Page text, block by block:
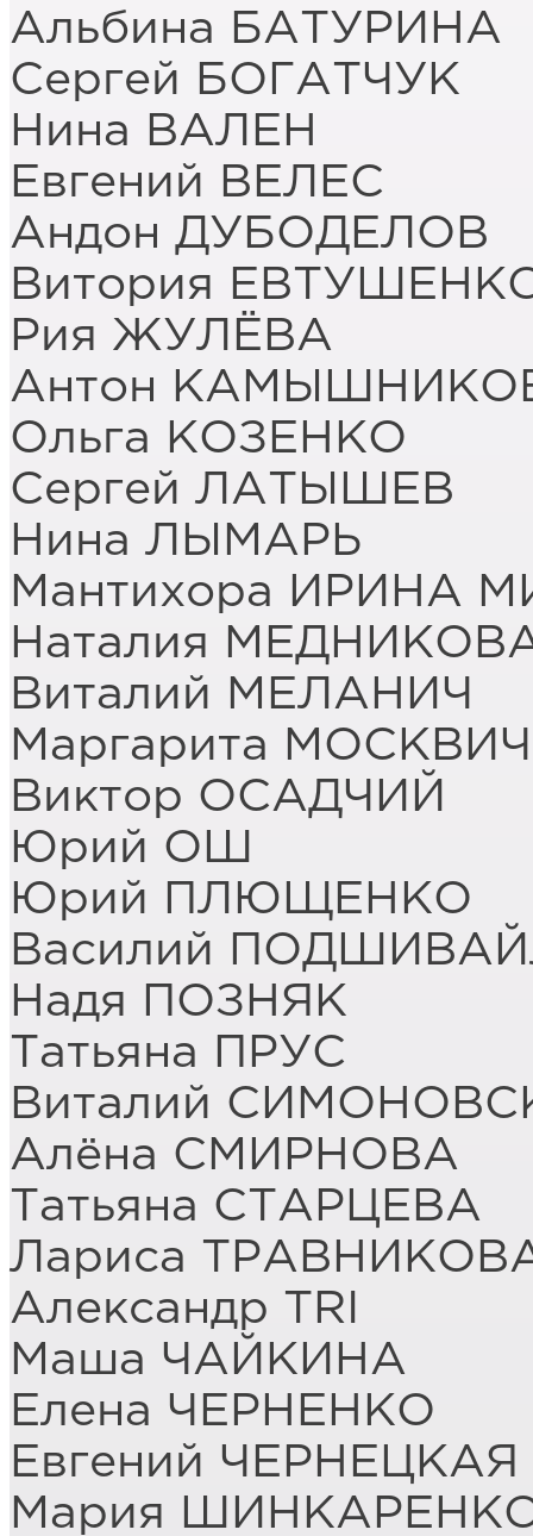
Альбина БАТУРИНА
Сергей БОГАТЧУК
Нина ВАЛЕН
Евгений ВЕЛЕС
Андон ДУБОДЕЛОВ
Витория
Рия ЖУЛЁВА
Антон
Ольга КОЗЕНКО
Сергей ЛАТЫШЕВ
Нина ЛЫМАРЬ
Мантихора ИРИНА
Наталия
Виталий МЕЛАНИЧ
Маргарита
Виктор ОСАДЧИЙ
Юрий ОШ
Юрий ПЛЮЩЕНКО
Василий
Надя ПОЗНЯК
Татьяна ПРУС
Виталий
Алёна СМИРНОВА
Татьяна СТАРЦЕВА
Лариса
Александр TRI
Маша ЧАЙКИНА
Елена ЧЕРНЕНКО
Евгений ЧЕРНЕЦКАЯ
Мария